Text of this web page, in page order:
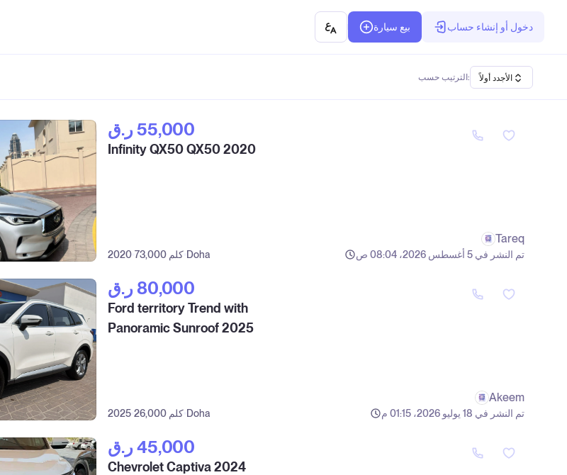
بيع سيارة دخول أو إنشاء حساب
الترتيب حسب: الأجدد أولاً
ر.ق‎ 55,000
Infinity QX50 QX50 2020
2020 73,000 كلم Doha
Tareq
تم النشر في 5 أغسطس 2026، 08:04 ص
ر.ق‎ 80,000
Ford territory Trend with
Panoramic Sunroof 2025
2025 26,000 كلم Doha
Akeem
تم النشر في 18 يوليو 2026، 01:15 م
ر.ق‎ 45,000
Chevrolet Captiva 2024